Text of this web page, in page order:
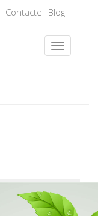
Contacte Blog